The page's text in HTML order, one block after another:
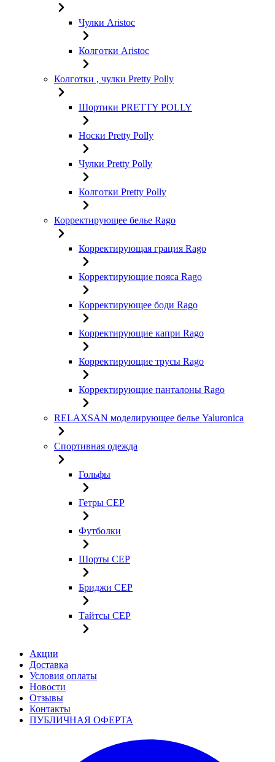
Чулки Aristoc
Колготки Aristoc
Колготки , чулки Pretty Polly
Шортики PRETTY POLLY
Носки Pretty Polly
Чулки Pretty Polly
Колготки Pretty Polly
Корректирующее белье Rago
Корректирующая грация Rago
Корректирующие пояса Rago
Корректирующее боди Rago
Корректирующие капри Rago
Корректирующие трусы Rago
Корректирующие панталоны Rago
RELAXSAN моделирующее белье Yaluroniсa
Спортивная одежда
Гольфы
Гетры CEP
Футболки
Шорты CEP
Бриджи CEP
Тайтсы CEP
Акции
Доставка
Условия оплаты
Новости
Отзывы
Контакты
ПУБЛИЧНАЯ ОФЕРТА